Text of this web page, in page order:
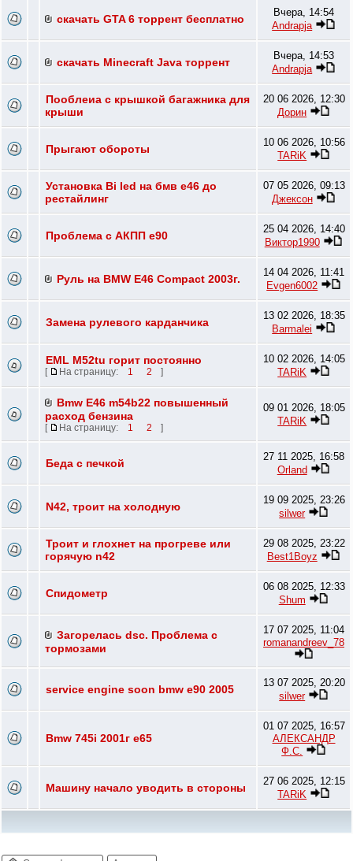
скачать GTA 6 торрент бесплатно
Вчера, 14:54
Andrapja
скачать Minecraft Java торрент
Вчера, 14:53
Andrapja
Пооблеиа с крышкой багажника для
крыши
20 06 2026, 12:30
Дорин
Прыгают обороты
10 06 2026, 10:56
TARiK
Установка Bi led на бмв е46 до
рестайлинг
07 05 2026, 09:13
Джексон
Проблема с АКПП e90
25 04 2026, 14:40
Виктор1990
Руль на BMW E46 Compact 2003г.
14 04 2026, 11:41
Evgen6002
Замена рулевого карданчика
13 02 2026, 18:35
Barmalei
EML M52tu горит постоянно
[ На страницу: 1 2 ]
10 02 2026, 14:05
TARiK
Bmw E46 m54b22 повышенный
расход бензина
[ На страницу: 1 2 ]
09 01 2026, 18:05
TARiK
Беда с печкой
27 11 2025, 16:58
Orland
N42, троит на холодную
19 09 2025, 23:26
silwer
Троит и глохнет на прогреве или
горячую n42
29 08 2025, 23:22
Best1Boyz
Спидометр
06 08 2025, 12:33
Shum
Загорелась dsc. Проблема с
тормозами
17 07 2025, 11:04
romanandreev_78
service engine soon bmw e90 2005
13 07 2025, 20:20
silwer
Bmw 745i 2001г e65
01 07 2025, 16:57
АЛЕКСАНДР
Ф.С.
Машину начало уводить в стороны
27 06 2025, 12:15
TARiK